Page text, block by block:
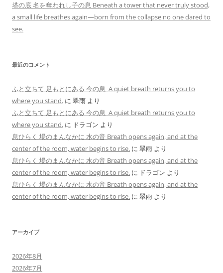
塔の底 名を奪われし子の息 Beneath a tower that never truly stood,
a small life breathes again—born from the collapse no one dared to
see.
最近のコメント
ふと立ちて 足もとにある 今の息 A quiet breath returns you to
where you stand. に 翠雨 より
ふと立ちて 足もとにある 今の息 A quiet breath returns you to
where you stand. に ドラゴン より
息ひらく 場のまんなかに 水の音 Breath opens again, and at the
center of the room, water begins to rise. に 翠雨 より
息ひらく 場のまんなかに 水の音 Breath opens again, and at the
center of the room, water begins to rise. に ドラゴン より
息ひらく 場のまんなかに 水の音 Breath opens again, and at the
center of the room, water begins to rise. に 翠雨 より
アーカイブ
2026年8月
2026年7月